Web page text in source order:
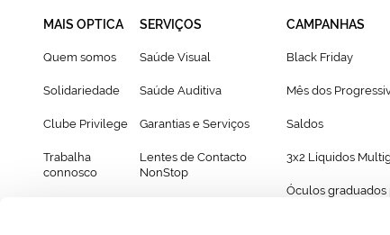
MAIS OPTICA
Quem somos
Solidariedade
Clube Privilege
Trabalha
connosco
SERVIÇOS
Saúde Visual
Saúde Auditiva
Garantias e Serviços
Lentes de Contacto
NonStop
CAMPANHAS
Black Friday
Mês dos
Saldos
3x2 Líquidos
Óculos graduados